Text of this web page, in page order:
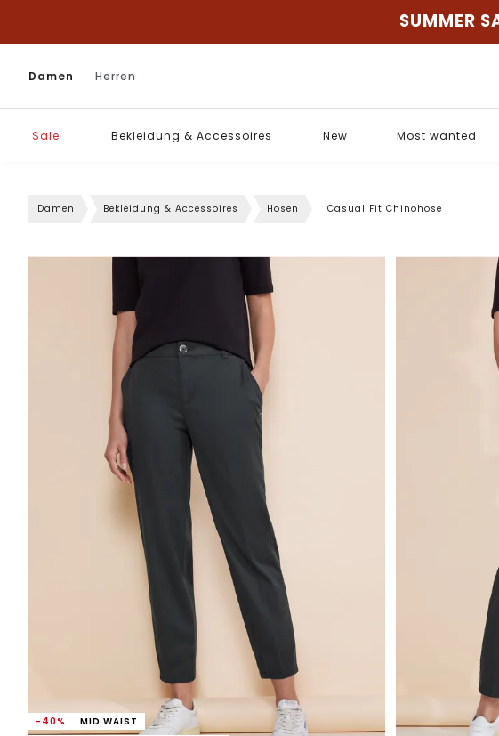
SUMMER
Damen Herren
Sale Bekleidung & Accessoires New Most wanted
Damen Bekleidung & Accessoires Hosen Casual Fit Chinohose
-40%
MID WAIST